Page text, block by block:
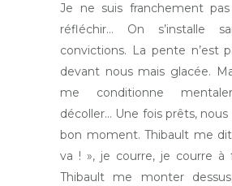
Je ne suis franchement
réfléchir… On s’installe
convictions. La pente n’est
devant nous mais glacée.
me conditionne
décoller… Une fois prêts,
bon moment. Thibault me
va ! », je courre, je courre à
Thibault me monter